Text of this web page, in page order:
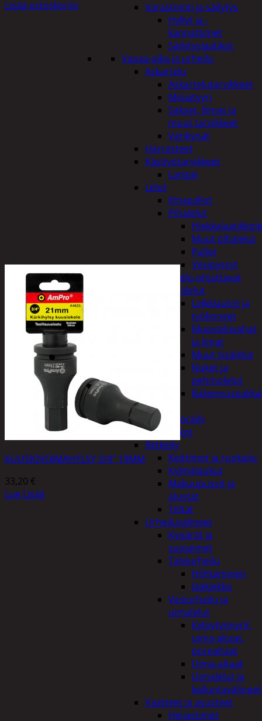
Varastointi ja säilytys
Hyllyt ja -
kannattimet
Säilytyslaatikot
Vapaa-aika ja urheilu
Askartelu
Askartelutarvikkeet
Miniatyyri
Sakset, liimat ja
muut tarvikkeet
Värikynät
Harrasteet
Käsityötarvikkeet
Langat
Lelut
Ilmapallot
Pihalelut
Muut pihalelut
Pallot
Vesipyssyt
Radio-ohjattavat
Sisälelut
Leikkiautot ja
työkoneet
Muovailuvahat
ja limat
Muut sisälelut
Nuket ja
pehmolelut
Pelit
Polkupyöräily
Lukot
Retkeily
Keittimet ja ruokailu
Kylmälaukut
Makuupussit ja
alustat
Teltat
Urheiluvälineet
Kypärät ja
suojaimet
Talviurheilu
Hiihtäminen
Jääkiekko
Vesiurheilu ja
uimalelut
Kylpytynnyrit,
uima-altaat,
porealtaat
Uima-altaat
Uimalelut ja
kelluntavälineet
Vaatteet ja asusteet
Heijastimet
Lisää ostoskoriin
KUUSIOVOIMAHYLSY 3/4″ 19MM
33,20 €
Lue Lisää